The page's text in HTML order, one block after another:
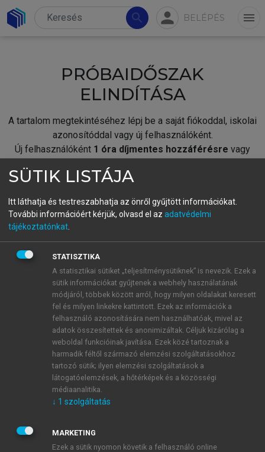
search person BELÉPÉS menu
PRÓBAIDŐSZAK
ELINDÍTÁSA
A tartalom megtekintéséhez lépj be a saját fiókoddal, iskolai
azonosítóddal vagy új felhasználóként.
Új felhasználóként 1 óra díjmentes hozzáférésre vagy
fiókoddal,vagy hozz létre új fiókot.
A regisztráció után apróbaidőszakautomatikusan
BELÉPÉS SAJÁT FIÓKKAL
ÚJ FIÓK LÉTREHOZÁSA
1 óra díjmentes hozzáférés
E-MAIL-CÍM
JELSZÓ
SÜTIK LISTÁJA
Itt láthatja és testreszabhatja az önről gyűjtött információkat.
További információért kérjük, olvasd el az adatvédelmi
tájékoztatónkat
STATISZTIKA
A statisztikai sütiket „teljesítménysütiknek” is nevezik. Ezek a
sütik információkat gyűjtenek a webhely használatának
módjáról, többek között arról, hogy milyen oldalakat keresett
fel és milyen linkekre kattintott. Ezek az információk a
felhasználó azonosítására nem használhatóak, mivel az
adatok összesítettek és anonimizáltak. Céljuk kizárólag a
weboldal funkcióinak javítása. Ezek közé tartoznak a
harmadik féltől származó elemzési szolgáltatásokhoz
tartozó sütik; ilyen elemzési szolgáltatások a
látogatóelemzések, a hőtérképek és a közösségi
médiaanalitika.
↓ 1 szolgáltatás
MARKETING
Ezek a sütik nyomon követik a felhasználó online